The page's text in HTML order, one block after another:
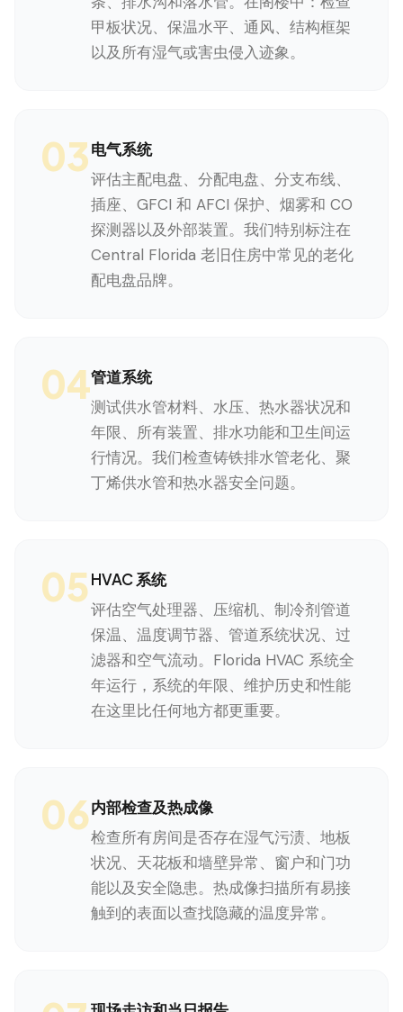
甲板状况、保温水平、通风、结构框架
以及所有湿气或害虫侵入迹象。
03电气系统
评估主配电盘、分配电盘、分支布线、
插座、GFCI 和 AFCI 保护、烟雾和 CO
探测器以及外部装置。我们特别标注在
Central Florida 老旧住房中常见的老化
配电盘品牌。
04管道系统
测试供水管材料、水压、热水器状况和
年限、所有装置、排水功能和卫生间运
行情况。我们检查铸铁排水管老化、聚
丁烯供水管和热水器安全问题。
05HVAC 系统
评估空气处理器、压缩机、制冷剂管道
保温、温度调节器、管道系统状况、过
滤器和空气流动。Florida HVAC 系统全
年运行，系统的年限、维护历史和性能
在这里比任何地方都更重要。
06内部检查及热成像
检查所有房间是否存在湿气污渍、地板
状况、天花板和墙壁异常、窗户和门功
能以及安全隐患。热成像扫描所有易接
触到的表面以查找隐藏的温度异常。